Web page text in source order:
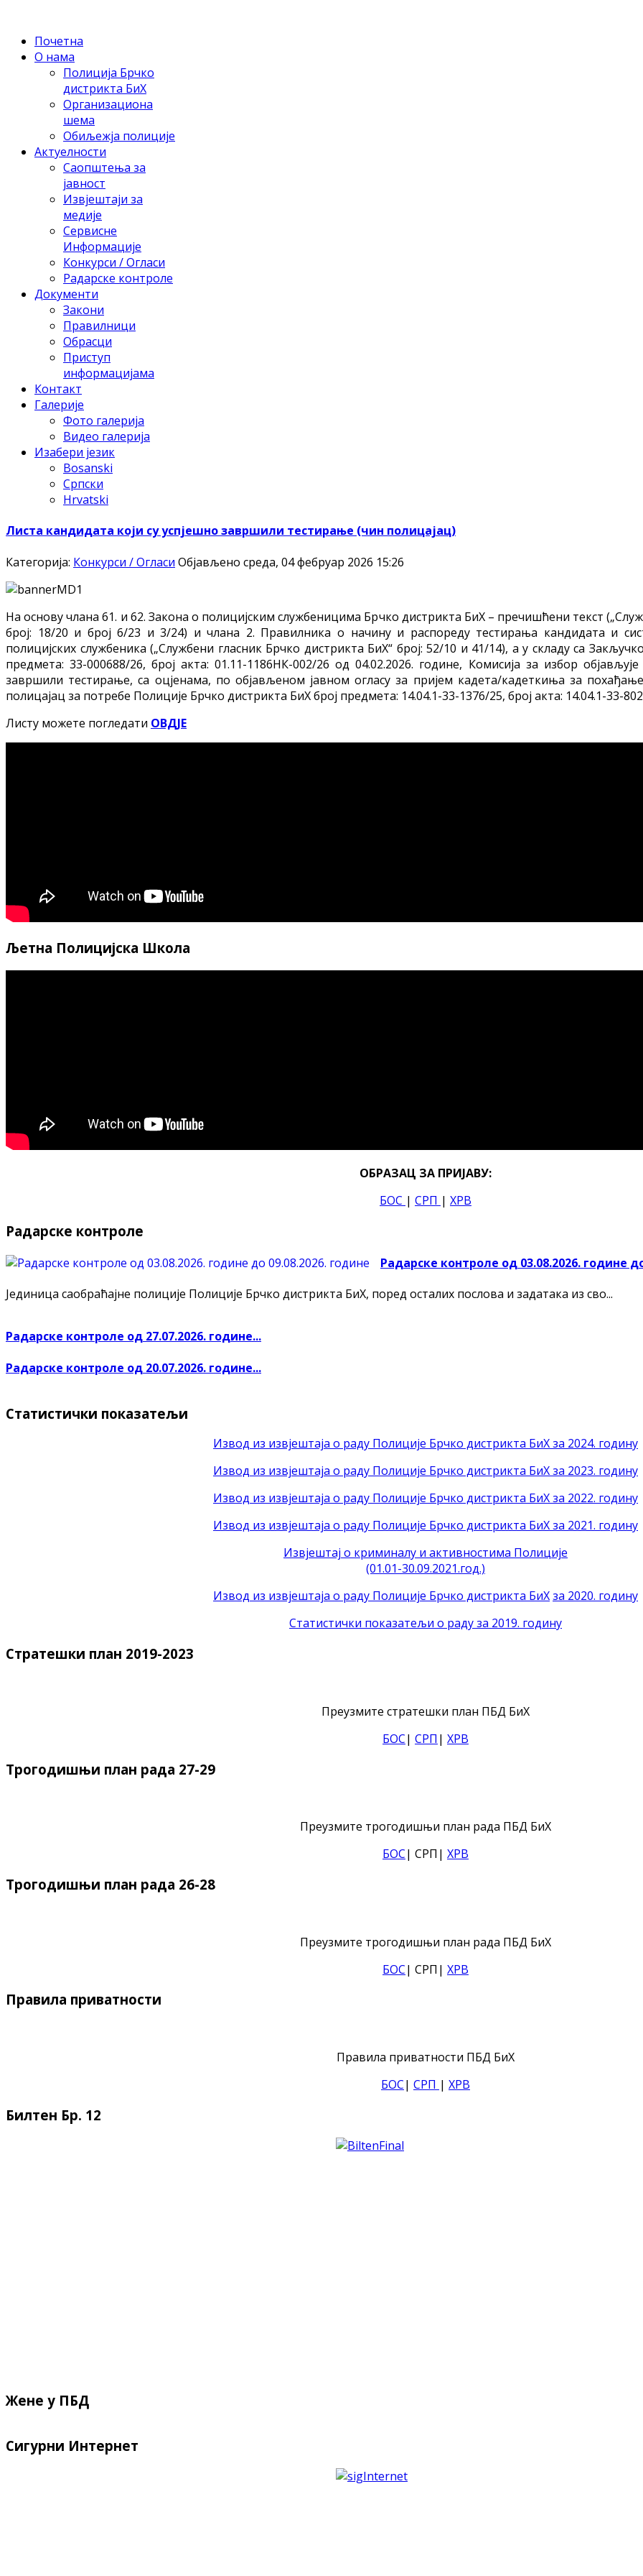
Почетна
О нама
Полиција Брчко
дистрикта БиХ
Организациона
шема
Обиљежја полиције
Актуелности
Саопштења за
јавност
Извјештаји за
медије
Сервисне
Информације
Конкурси / Огласи
Радарске контроле
Документи
Закони
Правилници
Обрасци
Приступ
информацијама
Контакт
Галерије
Фото галерија
Видео галерија
Изабери језик
Bosanski
Српски
Hrvatski
Листа кандидата који су успјешно завршили тестирање (чин полицајац)
Категорија: Конкурси / Огласи Објављено среда, 04 фебруар 2026 15:26
На основу члана 61. и 62. Закона о полицијским службеницима Брчко дистрикта БиХ – пречишћени текст
број: 18/20 и број 6/23 и 3/24) и члана 2. Правилника о начину и распореду тестирања кандидата и
полицијских службеника („Службени гласник Брчко дистрикта БиХ“ број: 52/10 и 41/14), а у складу са
предмета: 33-000688/26, број акта: 01.11-1186НК-002/26 од 04.02.2026. године, Комисија за избор
завршили тестирање, са оцјенама, по објављеном јавном огласу за пријем кадета/кадеткиња за
полицајац за потребе Полиције Брчко дистрикта БиХ број предмета: 14.04.1-33-1376/25, број акта: 14.04.1-33-
Листу можете погледати ОВДЈЕ
Љетна Полицијска Школа
ОБРАЗАЦ ЗА ПРИЈАВУ:
БОС | СРП | ХРВ
Радарске контроле
Радарске контроле од 03.08.2026. године
Јединица саобраћајне полиције Полиције Брчко дистрикта БиХ, поред осталих послова и задатака из сво...
Радарске контроле од 27.07.2026. године...
Радарске контроле од 20.07.2026. године...
Статистички показатељи
Извод из извјештаја о раду Полиције Брчко дистрикта БиХ за 2024. годину
Извод из извјештаја о раду Полиције Брчко дистрикта БиХ за 2023. годину
Извод из извјештаја о раду Полиције Брчко дистрикта БиХ за 2022. годину
Извод из извјештаја о раду Полиције Брчко дистрикта БиХ за 2021. годину
Извјештај о криминалу и активностима Полиције
(01.01-30.09.2021.год.)
Извод из извјештаја о раду Полиције Брчко дистрикта БиХза 2020. годину
Статистички показатељи о раду за 2019. годину
Стратешки план 2019-2023
Преузмите стратешки план ПБД БиХ
БОС| СРП | ХРВ
Трогодишњи план рада 27-29
Преузмите трогодишњи план рада ПБД БиХ
БОС| СРП| ХРВ
Трогодишњи план рада 26-28
Преузмите трогодишњи план рада ПБД БиХ
БОС| СРП| ХРВ
Правила приватности
Правила приватности ПБД БиХ
БОС| СРП | ХРВ
Билтен Бр. 12
Жене у ПБД
Сигурни Интернет